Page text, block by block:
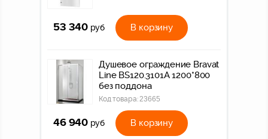
53 340 руб В корзину
Душевое ограждение Bravat
Line BS120.3101A 1200*800
без поддона
Код товара:23665
46 940 руб В корзину